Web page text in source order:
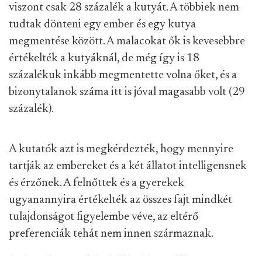
viszont csak 28 százalék a kutyát. A többiek nem
tudtak dönteni egy ember és egy kutya
megmentése között. A malacokat ők is kevesebbre
értékelték a kutyáknál, de még így is 18
százalékuk inkább megmentette volna őket, és a
bizonytalanok száma itt is jóval magasabb volt (29
százalék).
A kutatók azt is megkérdezték, hogy mennyire
tartják az embereket és a két állatot intelligensnek
és érzőnek. A felnőttek és a gyerekek
ugyanannyira értékelték az összes fajt mindkét
tulajdonságot figyelembe véve, az eltérő
preferenciák tehát nem innen származnak.